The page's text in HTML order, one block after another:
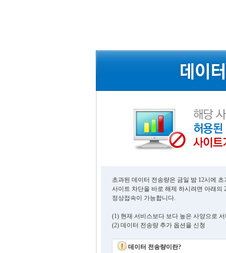
초과된 데이터 전송량은 금일 밤 12시에
사이트 차단을 바로 해제 하시려면 아래의
정상접속이 가능합니다.
(1) 현재 서비스보다 보다 높은 사양으로
(2) 데이터 전송량 추가 옵션을 신청
데이터 전송량이란?